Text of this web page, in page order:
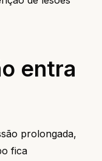
entra
prolongada,
fica